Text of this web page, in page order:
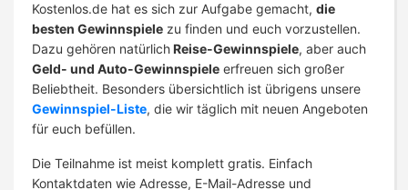
Kostenlos.de hat es sich zur Aufgabe gemacht, die
besten Gewinnspiele zu finden und euch vorzustellen.
Dazu gehören natürlichReise-Gewinnspiele, aber auch
Geld- und Auto-Gewinnspiele erfreuen sich großer
Beliebtheit. Besonders übersichtlich ist übrigens unsere
Gewinnspiel-Liste, die wir täglich mit neuen Angeboten
für euch befüllen.
Die Teilnahme ist meist komplett gratis. Einfach
Kontaktdaten wie Adresse, E-Mail-Adresse und